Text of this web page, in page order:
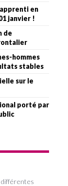
apprenti en
janvier !
de
hommes
stables
sur le
porté par
différentes